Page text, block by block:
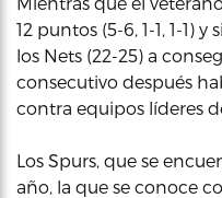
12 puntos (5-6, 1-1, 1-1)
los Nets (22-25) a
consecutivo después
contra equipos líderes
Los Spurs, que se
año, la que se conoce